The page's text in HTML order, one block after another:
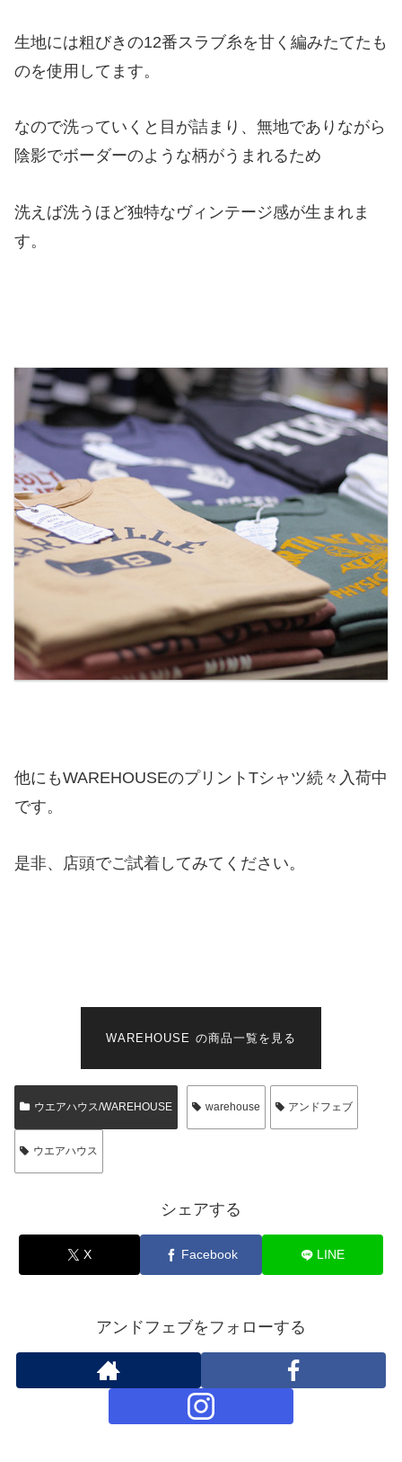
生地には粗びきの12番スラブ糸を甘く編みたてたも
のを使用してます。
なので洗っていくと目が詰まり、無地でありながら
陰影でボーダーのような柄がうまれるため
洗えば洗うほど独特なヴィンテージ感が生まれま
す。
他にもWAREHOUSEのプリントTシャツ続々入荷中
です。
是非、店頭でご試着してみてください。
WAREHOUSE の商品一覧を見る
ウエアハウス/WAREHOUSE warehouse アンドフェブ
ウエアハウス
シェアする
X Facebook LINE
アンドフェブをフォローする